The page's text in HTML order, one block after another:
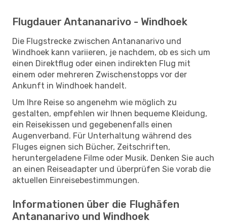
Flugdauer Antananarivo - Windhoek
Die Flugstrecke zwischen Antananarivo und
Windhoek kann variieren, je nachdem, ob es sich um
einen Direktflug oder einen indirekten Flug mit
einem oder mehreren Zwischenstopps vor der
Ankunft in Windhoek handelt.
Um Ihre Reise so angenehm wie möglich zu
gestalten, empfehlen wir Ihnen bequeme Kleidung,
ein Reisekissen und gegebenenfalls einen
Augenverband. Für Unterhaltung während des
Fluges eignen sich Bücher, Zeitschriften,
heruntergeladene Filme oder Musik. Denken Sie auch
an einen Reiseadapter und überprüfen Sie vorab die
aktuellen Einreisebestimmungen.
Informationen über die Flughäfen
Antananarivo und Windhoek